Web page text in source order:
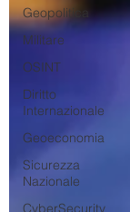
Geopolitica
Militare
OSINT
Diritto
Internazionale
Geoeconomia
Sicurezza
Nazionale
CyberSecurity